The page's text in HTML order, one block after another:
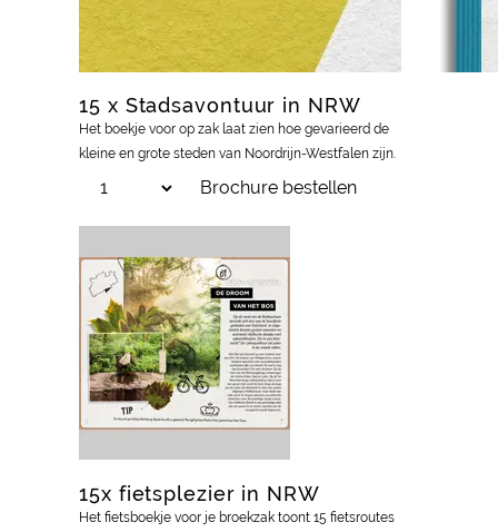
15 x Stads­avon­tuur in NRW
Het boekje voor op zak laat zien hoe gevarieerd de
kleine en grote steden van Noordrijn-Westfalen zijn.
Brochure bestellen
15x fietsplezier in NRW
Het fietsboekje voor je broekzak toont 15 fietsroutes